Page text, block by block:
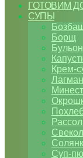
ГОТОВИМ
СУПЫ
Борщ
Крем-
Лагман
Суп-